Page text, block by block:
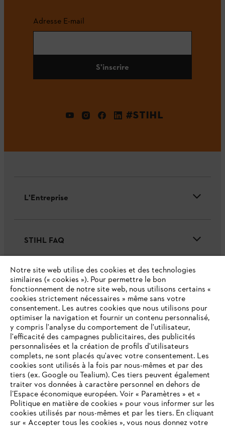
Adresse E-mail
S'inscrire
#STIHL
L'Entreprise
STIHL FAQ
Contact
Politique de protection des données
Mentions légales Utilisation des cookies
Informations juridiques
ANDREAS STIHL NV, Veurtstraat 117, 2870 Puurs-Sint-Amands,
Notre site web utilise des cookies et des technologies
similaires (« cookies »). Pour permettre le bon
fonctionnement de notre site web, nous utilisons certains «
cookies strictement nécessaires » même sans votre
consentement. Les autres cookies que nous utilisons pour
optimiser la navigation et fournir un contenu personnalisé,
y compris l'analyse du comportement de l'utilisateur,
l'efficacité des campagnes publicitaires, des publicités
personnalisées et la création de profils d'utilisateurs
complets, ne sont placés qu'avec votre consentement. Les
cookies sont utilisés à la fois par nous-mêmes et par des
tiers (ex. Google ou Tealium). Ces tiers peuvent également
traiter vos données à caractère personnel en dehors de
l’Espace économique européen. Voir « Paramètres » et «
Politique en matière de cookies » pour vous informer sur les
cookies utilisés par nous-mêmes et par les tiers. En cliquant
sur « Accepter tous les cookies », vous nous donnez votre